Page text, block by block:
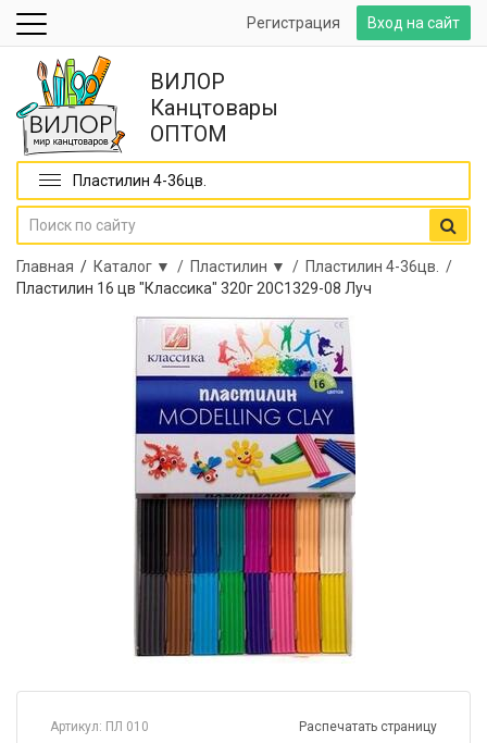
Вход на сайт
Регистрация
ВИЛОР
Канцтовары
ОПТОМ
Пластилин 4-36цв.
Главная / Каталог ▼ / Пластилин ▼ / Пластилин 4-36цв. /
Пластилин 16 цв "Классика" 320г 20С1329-08 Луч
Распечатать страницу
Артикул: ПЛ 010